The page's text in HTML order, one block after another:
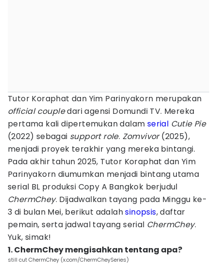
Tutor Koraphat dan Yim Parinyakorn merupakan
official coupledari agensi Domundi TV. Mereka
pertama kali dipertemukan dalam serial Cutie Pie
(2022) sebagai support role. Zomvivor(2025),
menjadi proyek terakhir yang mereka bintangi.
Pada akhir tahun 2025, Tutor Koraphat dan Yim
Parinyakorn diumumkan menjadi bintang utama
serial BL produksi Copy A Bangkok berjudul
ChermChey. Dijadwalkan tayang pada Minggu ke-
3 di bulan Mei, berikut adalahsinopsis, daftar
pemain, serta jadwal tayang serial ChermChey.
Yuk, simak!
1. ChermChey mengisahkan tentang apa?
still cut ChermChey (x.com/ChermCheySeries)